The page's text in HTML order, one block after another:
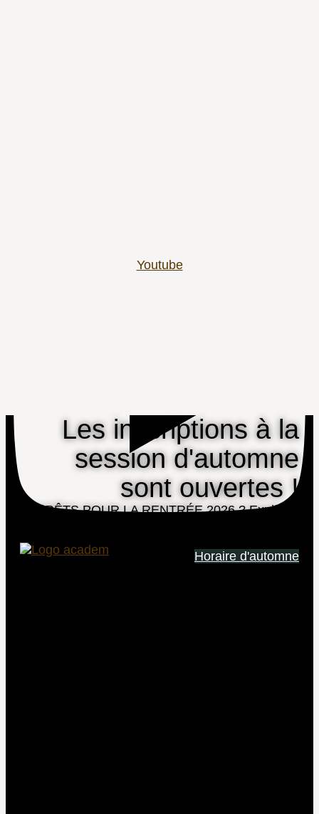
Youtube
Les inscriptions à la
session d'automne
sont ouvertes !
PRÊTS POUR LA RENTRÉE 2026 ? Explorez
Horaire d'automne